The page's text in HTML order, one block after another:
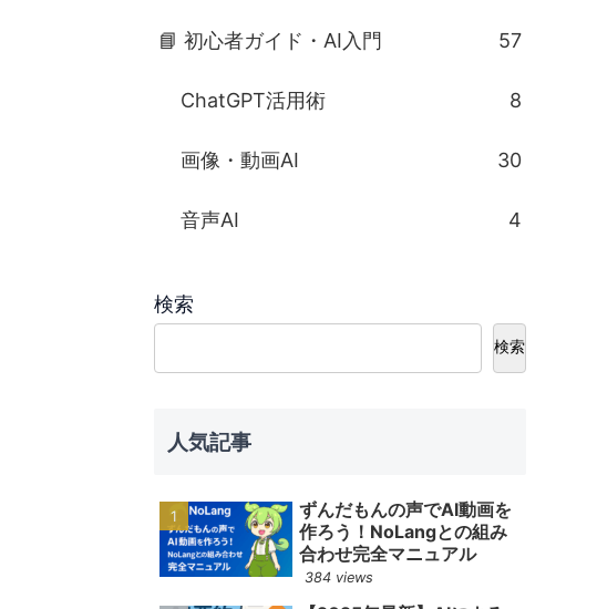
📘 初心者ガイド・AI入門 57
ChatGPT活用術 8
画像・動画AI 30
音声AI 4
検索
検索
人気記事
ずんだもんの声でAI動画を
作ろう！NoLangとの組み
合わせ完全マニュアル
384 views